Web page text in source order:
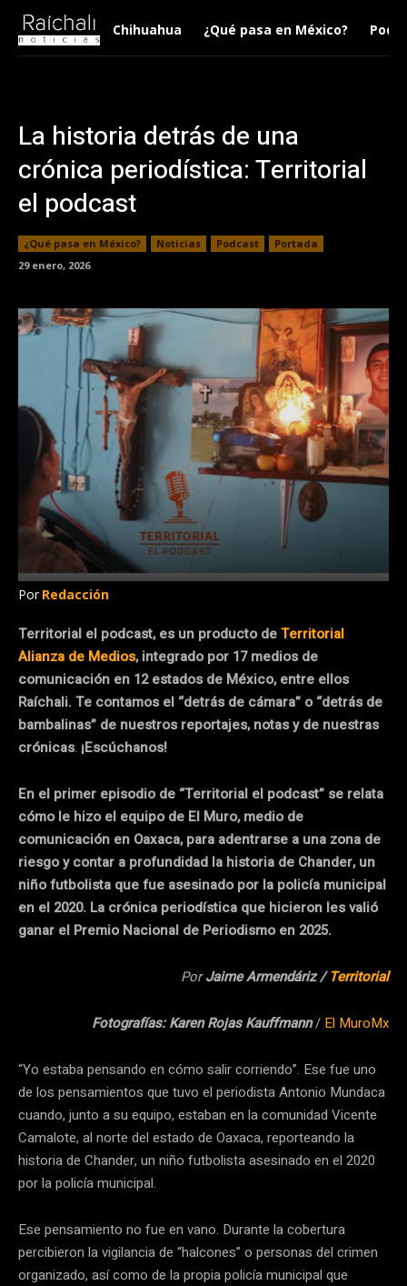
Chihuahua ¿Qué pasa en México?
La historia detrás de una
crónica periodística: Territorial
el podcast
¿Qué pasa en México? Noticias Podcast
Portada
29 enero, 2026
Por Redacción
Territorial el podcast, es un producto deTerritorial
Alianza de Medios, integrado por 17 medios de
comunicación en 12 estados de México, entre ellos
Raíchali. Te contamos el “detrás de cámara” o “detrás de
bambalinas” de nuestros reportajes, notas y de nuestras
crónicas. ¡Escúchanos!
En el primer episodio de “Territorial el podcast” se relata
cómo le hizo el equipo de El Muro, medio de
comunicación en Oaxaca, para adentrarse a una zona de
riesgo y contar a profundidad la historia de Chander, un
niño futbolista que fue asesinado por la policía municipal
en el 2020. La crónica periodística que hicieron les valió
ganar el Premio Nacional de Periodismo en 2025.
PorJaime Armendáriz /Territorial
Fotografías: Karen Rojas Kauffmann/ El MuroMx
“Yo estaba pensando en cómo salir corriendo”. Ese fue uno
de los pensamientos que tuvo el periodista Antonio Mundaca
cuando, junto a su equipo, estaban en la comunidad Vicente
Camalote, al norte del estado de Oaxaca, reporteando la
historia de Chander, un niño futbolista asesinado en el 2020
por la policía municipal.
Ese pensamiento no fue en vano. Durante la cobertura
percibieron la vigilancia de “halcones” o personas del crimen
organizado, así como de la propia policía municipal que